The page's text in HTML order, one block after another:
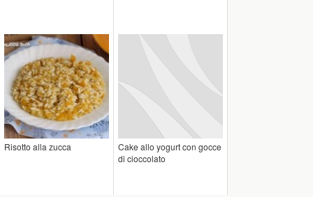
Risotto alla zucca
Cake allo yogurt con gocce
di cioccolato